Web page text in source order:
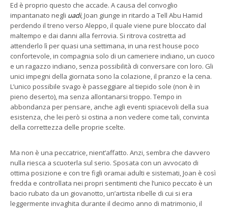
Ed è proprio questo che accade. A causa del convoglio
impantanato negli uadi, Joan giunge in ritardo a Tell Abu Hamid
perdendo il treno verso Aleppo, il quale viene pure bloccato dal
maltempo e dai danni alla ferrovia. Si ritrova costretta ad
attenderlo lì per quasi una settimana, in una rest house poco
confortevole, in compagnia solo di un cameriere indiano, un cuoco
e un ragazzo indiano, senza possibilità di conversare con loro. Gli
unici impegni della giornata sono la colazione, il pranzo e la cena.
L’unico possibile svago è passeggiare al tiepido sole (non è in
pieno deserto), ma senza allontanarsi troppo. Tempo in
abbondanza per pensare, anche agli eventi spiacevoli della sua
esistenza, che lei però si ostina a non vedere come tali, convinta
della correttezza delle proprie scelte.
Ma non è una peccatrice, nient’affatto. Anzi, sembra che davvero
nulla riesca a scuoterla sul serio. Sposata con un avvocato di
ottima posizione e con tre figli oramai adulti e sistemati, Joan è così
fredda e controllata nei propri sentimenti che l’unico peccato è un
bacio rubato da un giovanotto, un’artista ribelle di cui si era
leggermente invaghita durante il decimo anno di matrimonio, il